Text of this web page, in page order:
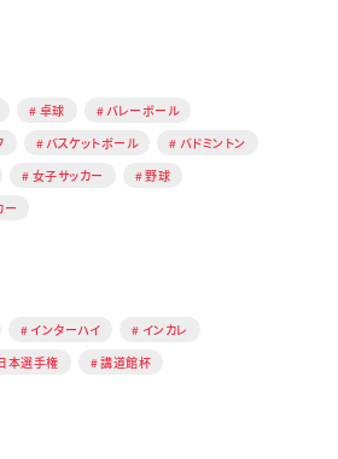
卓球
バレーボール
バスケットボール
バドミントン
女子サッカー
野球
ー
インターハイ
インカレ
本選手権 講道館杯